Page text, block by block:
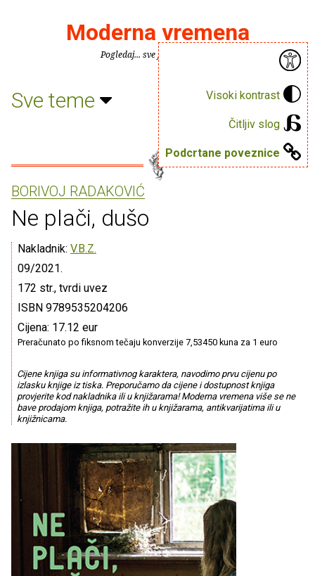
Visoki kontrast
Čitljiv slog
Podcrtane poveznice
Moderna vremena
Pogledaj... sve je puno knjiga.
Sve teme
BORIVOJ RADAKOVIĆ
Ne plači, dušo
Nakladnik: V.B.Z.
09/2021.
172 str., tvrdi uvez
ISBN 9789535204206
Cijena: 17.12 eur
Preračunato po fiksnom tečaju konverzije 7,53450 kuna za 1 euro
Cijene knjiga su informativnog karaktera, navodimo prvu cijenu po
izlasku knjige iz tiska. Preporučamo da cijene i dostupnost knjiga
provjerite kod nakladnika ili u knjižarama! Moderna vremena više se ne
bave prodajom knjiga, potražite ih u knjižarama, antikvarijatima ili u
knjižnicama.